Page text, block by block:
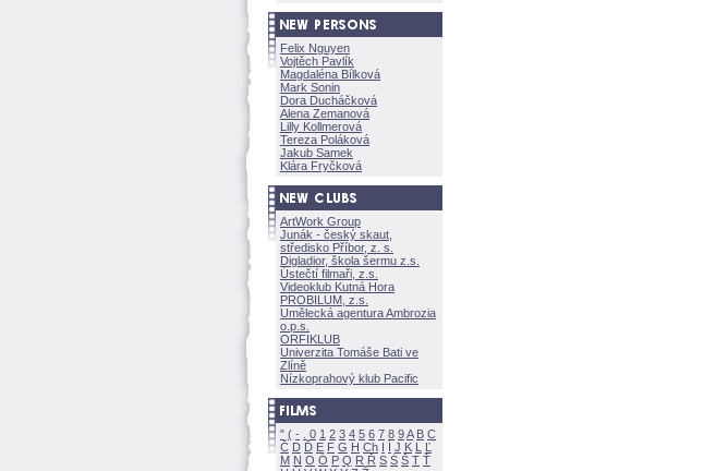
Felix Nguyen
Vojtěch Pavlík
Magdaléna Bílkov
Mark Sonin
Dora Ducháčkov
Alena Zemanov
Lilly Kollmerov
Tereza Polákov
Jakub Samek
Klára Fryčkov
ArtWork Group
Junák - český skaut,
středisko Příbor, z. s.
Digladior, škola šermu z.s.
Ústečtí filmaři, z.s.
Videoklub Kutná Hora
PROBILUM, z.s.
Umělecká agentura Ambrozia
o.p.s.
ORFIKLUB
Univerzita Tomáše Bati ve
Zlíně
Nízkoprahový klub Pacific
" ( - 0 1 2 3 4 5 6 7 8 9A B C
Č D Ď E F G H Ch I Í J K L
Ľ
M N O Ó P Q R Ř S Ś T Ť